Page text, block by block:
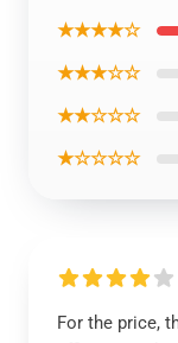
★★★★☆
★★★☆☆
★★☆☆☆
★☆☆☆☆
For the price,